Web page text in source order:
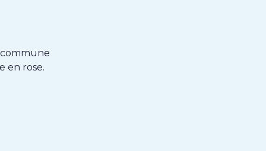
commune
en rose.